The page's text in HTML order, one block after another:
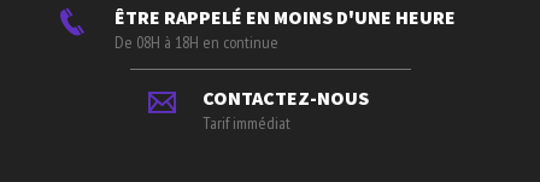
ÊTRE RAPPELÉ EN MOINS D'UNE HEURE
De 08H à 18H en continue
CONTACTEZ-NOUS
Tarif immédiat